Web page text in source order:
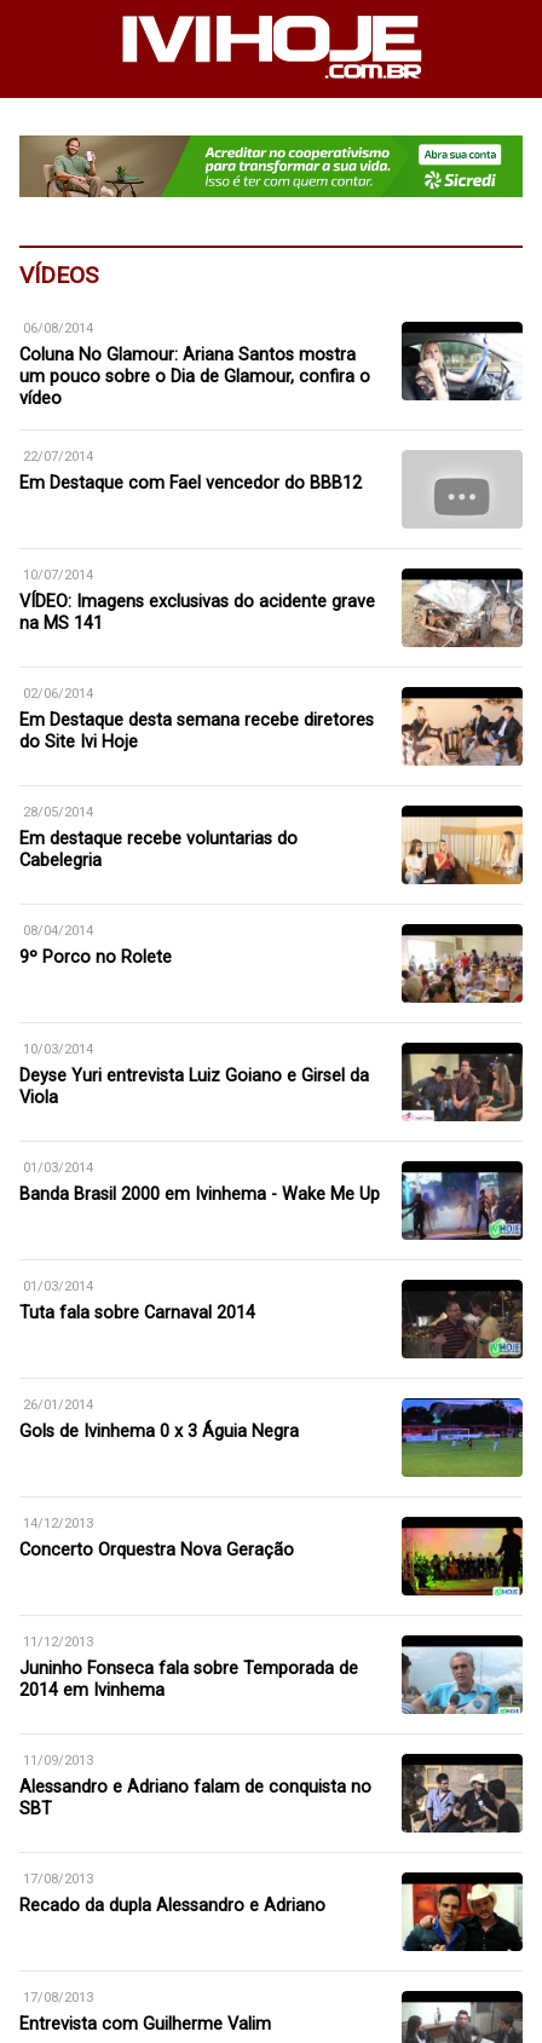
VÍDEOS
06/08/2014
Coluna No Glamour: Ariana Santos mostra
um pouco sobre o Dia de Glamour, confira o
vídeo
22/07/2014
Em Destaque com Fael vencedor do BBB12
10/07/2014
VÍDEO: Imagens exclusivas do acidente grave
na MS 141
02/06/2014
Em Destaque desta semana recebe diretores
do Site Ivi Hoje
28/05/2014
Em destaque recebe voluntarias do
Cabelegria
08/04/2014
9º Porco no Rolete
10/03/2014
Deyse Yuri entrevista Luiz Goiano e Girsel da
Viola
01/03/2014
Banda Brasil 2000 em Ivinhema - Wake Me Up
01/03/2014
Tuta fala sobre Carnaval 2014
26/01/2014
Gols de Ivinhema 0 x 3 Águia Negra
14/12/2013
Concerto Orquestra Nova Geração
11/12/2013
Juninho Fonseca fala sobre Temporada de
2014 em Ivinhema
11/09/2013
Alessandro e Adriano falam de conquista no
SBT
17/08/2013
Recado da dupla Alessandro e Adriano
17/08/2013
Entrevista com Guilherme Valim